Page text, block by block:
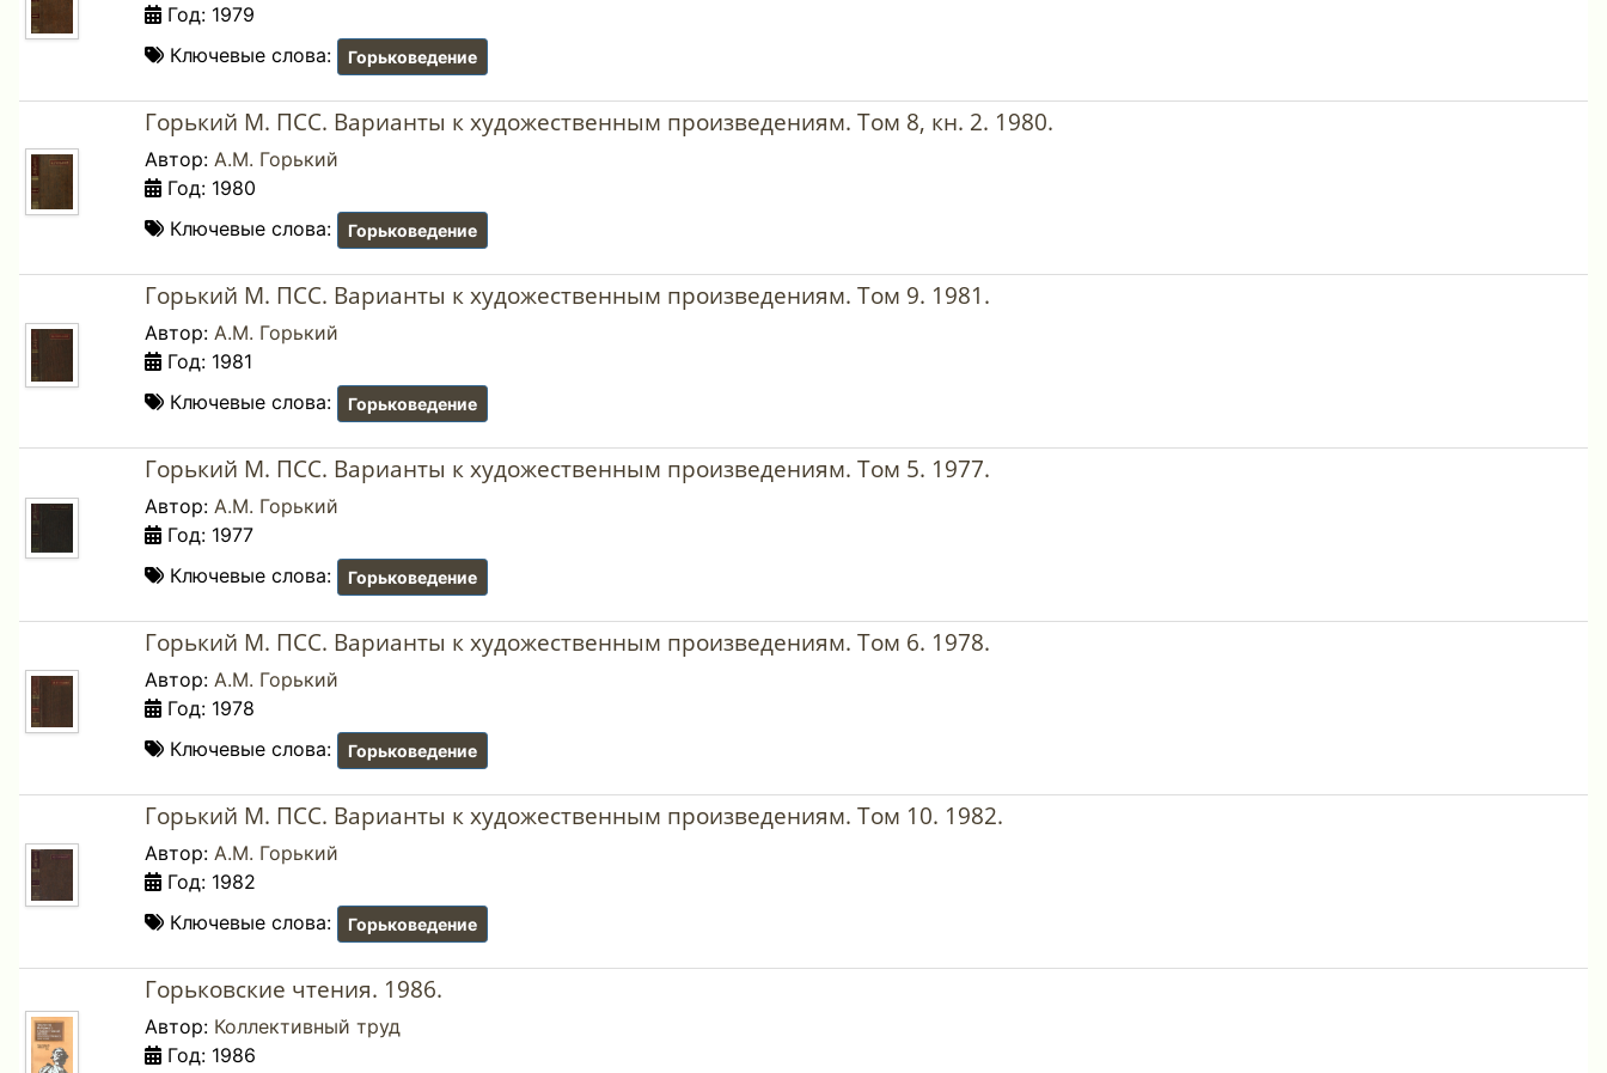
Год: 1979
Ключевые слова:
Горьковедение
Горький М. ПСС. Варианты к художественным произведениям. Том 8, кн. 2. 1980.
Автор: А.М. Горький
Год: 1980
Ключевые слова:
Горьковедение
Горький М. ПСС. Варианты к художественным произведениям. Том 9. 1981.
Автор: А.М. Горький
Год: 1981
Ключевые слова:
Горьковедение
Горький М. ПСС. Варианты к художественным произведениям. Том 5. 1977.
Автор: А.М. Горький
Год: 1977
Ключевые слова:
Горьковедение
Горький М. ПСС. Варианты к художественным произведениям. Том 6. 1978.
Автор: А.М. Горький
Год: 1978
Ключевые слова:
Горьковедение
Горький М. ПСС. Варианты к художественным произведениям. Том 10. 1982.
Автор: А.М. Горький
Год: 1982
Ключевые слова:
Горьковедение
Горьковские чтения. 1986.
Автор: Коллективный труд
Год: 1986